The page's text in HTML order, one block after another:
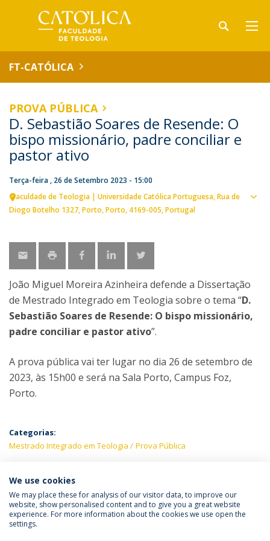
FT-CATÓLICA
PROVA PÚBLICA
D. Sebastião Soares de Resende: O
bispo missionário, padre conciliar e
pastor ativo
Terça-feira , 26 de Setembro 2023 - 15:00
Faculdade de Teologia | Universidade Católica Portuguesa Rua de
Diogo Botelho 1327 Porto Porto 4169-005 Portugal
João Miguel Moreira Azinheira defende a Dissertação
de Mestrado Integrado em Teologia sobre o tema “D.
Sebastião Soares de Resende: O bispo missionário,
padre conciliar e pastor ativo”.
A prova pública vai ter lugar no dia 26 de setembro de
2023, às 15h00 e será na Sala Porto, Campus Foz,
Porto.
Categorias:
Mestrado Integrado em Teologia
Prova Pública
PRÓXIMOS EVENTOS
Política de Privacidade
Termos & Condições
We use cookies
We may place these for analysis of our visitor data, to improve our
website, show personalised content and to give you a great website
experience. For more information about the cookies we use open the
settings.